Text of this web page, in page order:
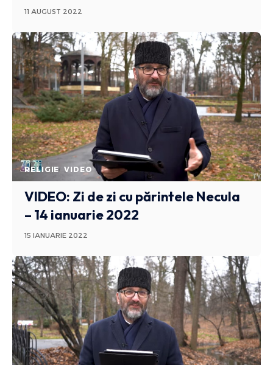
11 AUGUST 2022
RELIGIE VIDEO
VIDEO: Zi de zi cu părintele Necula
– 14 ianuarie 2022
15 IANUARIE 2022